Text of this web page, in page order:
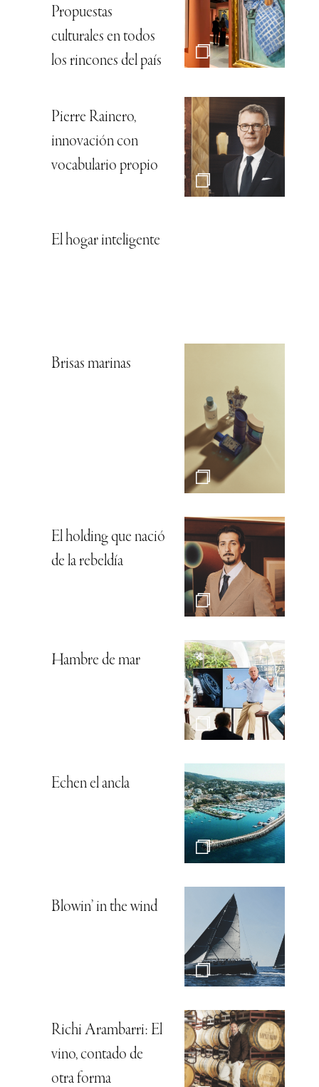
Propuestas
culturales en todos
los rincones del país
Pierre Rainero,
innovación con
vocabulario propio
El hogar inteligente
Brisas marinas
El holding que nació
de la rebeldía
Hambre de mar
Echen el ancla
Blowin’ in the wind
Richi Arambarri: El
vino, contado de
otra forma